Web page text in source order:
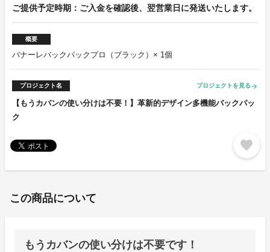
ご提供予定時期：ご入金を確認後、翌営業日に発送いたします。
概要
バナーレバックパックプロ（ブラック）× 1個
プロジェクト名 プロジェクトを見る arrow_forward
【もうカバンの使い分けは不要！】革新的デザイン多機能バックパッ
ク
favorite
この商品について
もうカバンの使い分けは不要です！